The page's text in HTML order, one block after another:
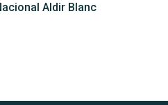
Aldir Blanc